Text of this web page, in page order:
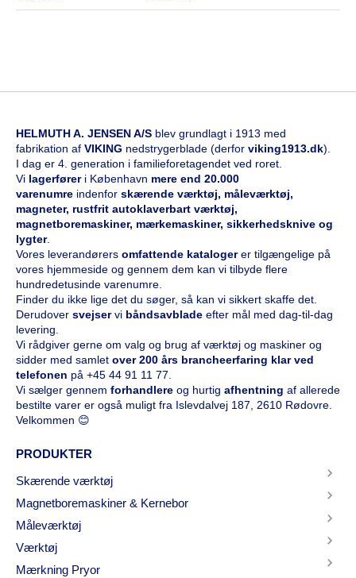
HELMUTH A. JENSEN A/S blev grundlagt i 1913 med
fabrikation af VIKING nedstrygerblade (derfor viking1913.dk).
I dag er 4. generation i familieforetagendet ved roret.
Vi lagerfører i København mere end 20.000
varenumre indenfor skærende værktøj, måleværktøj,
magneter, rustfrit autoklaverbart værktøj,
magnetboremaskiner, mærkemaskiner, sikkerhedsknive og
lygter.
Vores leverandørers omfattende katalogerer tilgængelige på
vores hjemmeside og gennem dem kan vi tilbyde flere
hundredetusinde varenumre.
Finder du ikke lige det du søger, så kan vi sikkert skaffe det.
Derudover svejservi båndsavblade efter mål med dag-til-dag
levering.
Vi rådgiver gerne om valg og brug af værktøj og maskiner og
sidder med samlet over 200 års brancheerfaring klar ved
telefonen på +45 44 91 11 77
Vi sælger gennem forhandlere og hurtig afhentning af allerede
bestilte varer er også muligt fra Islevdalvej 187, 2610 Rødovre.
Velkommen 😊
PRODUKTER
Skærende værktøj
Magnetboremaskiner & Kernebor
Måleværktøj
Værktøj
Mærkning Pryor